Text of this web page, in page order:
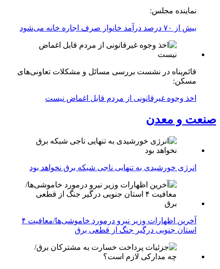
نماینده مجلس:
بیش از ۷۰ درصد درآمد خانوار صرف اجاره خانه می‌شود
قائم‌پناه در نشست بررسی مسائل و مشکلات تعاونی‌های
مسکن:
اخذ وجوه غیرقانونی از مردم قابل اغماض نیست
صنعت و معدن
انرژی خورشیدی به تنهایی ناجی شبکه برق نخواهد بود
آخرین اظهارات وزیر نیرو درمورد خاموشی‌ها/معافیت ۴
استان جنوبی درگیر جنگ از قطعی برق